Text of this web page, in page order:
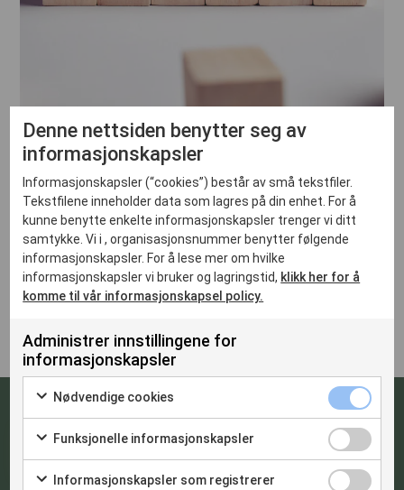
Når & hvor?
Denne nettsiden benytter seg av
informasjonskapsler
Informasjonskapsler (“cookies”) består av små tekstfiler.
Tekstfilene inneholder data som lagres på din enhet. For å
kunne benytte enkelte informasjonskapsler trenger vi ditt
samtykke. Vi i , organisasjonsnummer benytter følgende
informasjonskapsler. For å lese mer om hvilke
informasjonskapsler vi bruker og lagringstid, klikk her for å
komme til vår informasjonskapsel policy.
Administrer innstillingene for
informasjonskapsler
Nødvendige cookies
Funksjonelle informasjonskapsler
Informasjonskapsler som registrerer